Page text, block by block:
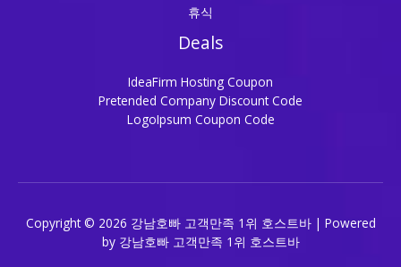
휴식
Deals
IdeaFirm Hosting Coupon
Pretended Company Discount Code
LogoIpsum Coupon Code
Copyright © 2026 강남호빠 고객만족 1위 호스트바 | Powered
by 강남호빠 고객만족 1위 호스트바